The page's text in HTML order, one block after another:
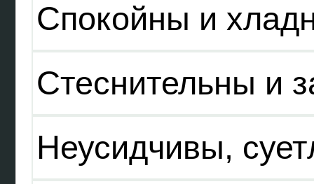
Спокойны и
Стеснительны и
Неусидчивы,